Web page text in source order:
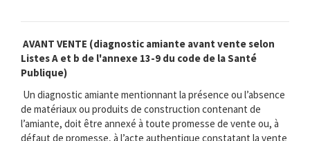
AVANT VENTE (diagnostic amiante avant vente selon
Listes A et b de l'annexe 13-9 du code de la Santé
Publique)
Un diagnostic amiante mentionnant la présence ou l’absence
de matériaux ou produits de construction contenant de
l’amiante, doit être annexé à toute promesse de vente ou, à
défaut de promesse, à l’acte authentique constatant la vente